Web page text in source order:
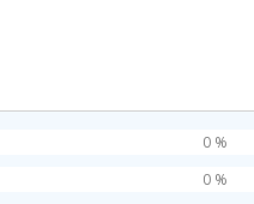
0 %
0 %